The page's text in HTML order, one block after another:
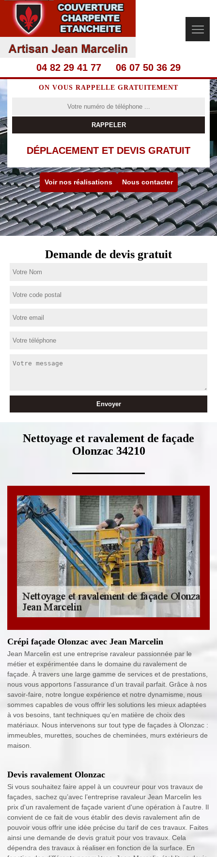
04 82 29 41 77 06 07 50 36 29
ON VOUS RAPPELLE GRATUITEMENT
DÉPLACEMENT ET DEVIS GRATUIT
Voir nos réalisations Nous contacter
Demande de devis gratuit
Nettoyage et ravalement de façade
Olonzac 34210
Crépi façade Olonzac avec Jean Marcelin
Jean Marcelin est une entreprise ravaleur passionnée par le
métier et expérimentée dans le domaine du ravalement de
façade. À travers une large gamme de services et de prestations,
nous vous apportons l’assurance d’un travail parfait. Grâce à nos
savoir-faire, notre longue expérience et notre dynamisme, nous
sommes capables de vous offrir les solutions les mieux adaptées
à vos besoins, tant techniques qu'en matière de choix des
matériaux. Nous intervenons sur tout type de façades à Olonzac :
immeubles, murettes, souches de cheminées, murs extérieurs de
maison.
Devis ravalement Olonzac
Si vous souhaitez faire appel à un couvreur pour vos travaux de
façades, sachez qu’avec l’entreprise ravaleur Jean Marcelin les
prix d'un ravalement de façade varient d'une opération à l'autre. Il
convient de ce fait de vous établir des devis ravalement afin de
pouvoir vous offrir une idée précise du tarif de ces travaux. Faites
ainsi une demande de devis gratuit pour vos travaux. Cela
dépendra des travaux à réaliser en fonction de la surface. En